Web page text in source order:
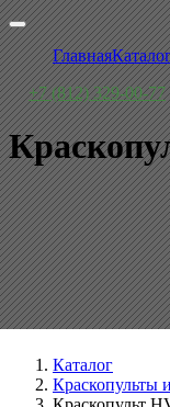
Главная
+7 (812) 329-00-77
Каталог
Краскопульты